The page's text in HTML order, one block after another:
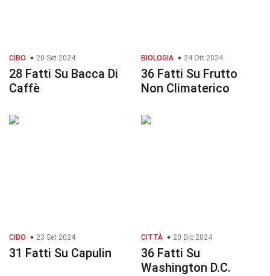
CIBO 20 Set 2024
28 Fatti Su Bacca Di
Caffè
BIOLOGIA 24 Ott 2024
36 Fatti Su Frutto
Non Climaterico
CIBO 23 Set 2024
31 Fatti Su Capulin
CITTÀ 20 Dic 2024
36 Fatti Su
Washington D.C.